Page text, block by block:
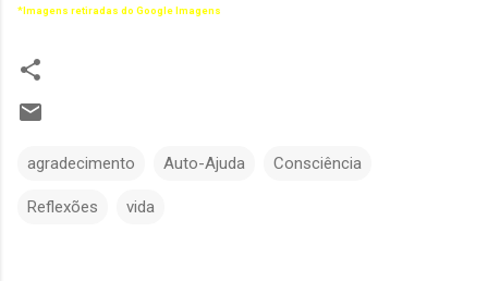
*Imagens retiradas do Google Imagens
agradecimento Auto-Ajuda Consciência
Reflexões vida